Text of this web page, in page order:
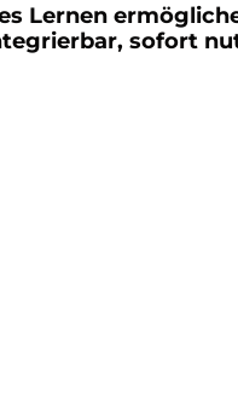
Lernen
sofort